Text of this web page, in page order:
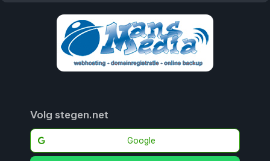
Volg stegen.net
Google